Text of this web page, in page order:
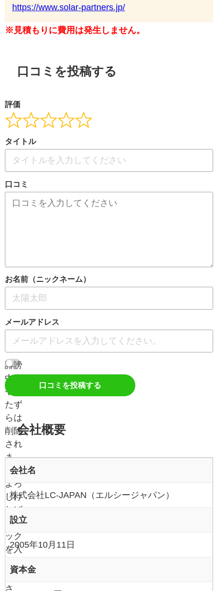
https://www.solar-partners.jp/
※見積もりに費用は発生しません。
口コミを投稿する
評価
タイトル
口コミ
お名前（ニックネーム）
メールアドレス
誹謗
中傷
やい
たず
らは
削除
され
ま
す。
よろ
しけ
れば
チェ
ック
を入
くだ
さ
口コミを投稿する
会社概要
会社名
株式会社LC-JAPAN（エルシージャパン）
設立
2005年10月11日
資本金